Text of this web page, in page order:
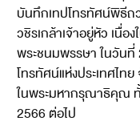
บันทึกเทปโทรทัศน์พิธีถ
วชิรเกล้าเจ้าอยู่หัว เนื่อ
พระชนมพรรษา ในวัน
โทรทัศน์แห่งประเทศไท
ในพระมหากรุณาธิคุณ
2566 ต่อไป